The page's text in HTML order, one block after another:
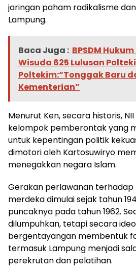
jaringan paham radikalisme
Lampung.
Baca Juga : BPSDM
Wisuda 625 Lulusan
Poltekim:“Tonggak Baru
Kementerian”
Menurut Ken, secara historis,
kelompok pemberontak yang
untuk kepentingan politik
dimotori oleh Kartosuwiryo
menegakkan negara Islam.
Gerakan perlawanan
merdeka dimulai sejak tahun
puncaknya pada tahun 1962.
dilumpuhkan, tetapi secara
bergentayangan membentuk
termasuk Lampung menjadi
perekrutan dan pelatihan.